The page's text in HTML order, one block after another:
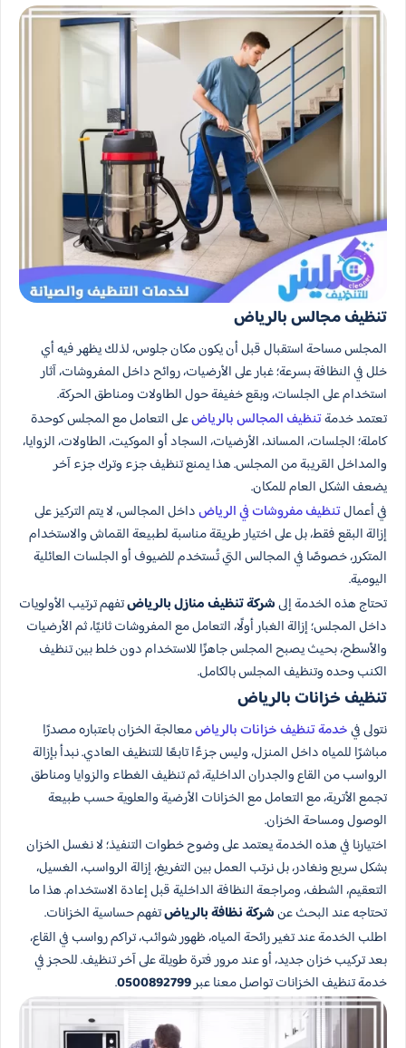
تنظيف مجالس بالرياض
المجلس مساحة استقبال قبل أن يكون مكان جلوس، لذلك يظهر فيه أي
خلل في النظافة بسرعة؛ غبار على الأرضيات، روائح داخل المفروشات، آثار
استخدام على الجلسات، وبقع خفيفة حول الطاولات ومناطق الحركة.
تعتمد خدمةتنظيف المجالس بالرياضعلى التعامل مع المجلس كوحدة
كاملة؛ الجلسات، المساند، الأرضيات، السجاد أو الموكيت، الطاولات، الزوايا،
والمداخل القريبة من المجلس. هذا يمنع تنظيف جزء وترك جزء آخر
يضعف الشكل العام للمكان.
في أعمالتنظيف مفروشات في الرياضداخل المجالس، لا يتم التركيز على
إزالة البقع فقط، بل على اختيار طريقة مناسبة لطبيعة القماش والاستخدام
المتكرر، خصوصًا في المجالس التي تُستخدم للضيوف أو الجلسات العائلية
اليومية.
تحتاج هذه الخدمة إلىشركة تنظيف منازل بالرياضتفهم ترتيب الأولويات
داخل المجلس؛ إزالة الغبار أولًا، التعامل مع المفروشات ثانيًا، ثم الأرضيات
والأسطح، بحيث يصبح المجلس جاهزًا للاستخدام دون خلط بين تنظيف
الكنب وحده وتنظيف المجلس بالكامل.
تنظيف خزانات بالرياض
نتولى فيخدمة تنظيف خزانات بالرياضمعالجة الخزان باعتباره مصدرًا
مباشرًا للمياه داخل المنزل، وليس جزءًا تابعًا للتنظيف العادي. نبدأ بإزالة
الرواسب من القاع والجدران الداخلية، ثم تنظيف الغطاء والزوايا ومناطق
تجمع الأتربة، مع التعامل مع الخزانات الأرضية والعلوية حسب طبيعة
الوصول ومساحة الخزان.
اختيارنا في هذه الخدمة يعتمد على وضوح خطوات التنفيذ؛ لا نغسل الخزان
بشكل سريع ونغادر، بل نرتب العمل بين التفريغ، إزالة الرواسب، الغسيل،
التعقيم، الشطف، ومراجعة النظافة الداخلية قبل إعادة الاستخدام. هذا ما
تحتاجه عند البحث عنشركة نظافة بالرياضتفهم حساسية الخزانات.
اطلب الخدمة عند تغير رائحة المياه، ظهور شوائب، تراكم رواسب في القاع،
بعد تركيب خزان جديد، أو عند مرور فترة طويلة على آخر تنظيف. للحجز في
خدمة تنظيف الخزانات تواصل معنا عبر0500892799
.